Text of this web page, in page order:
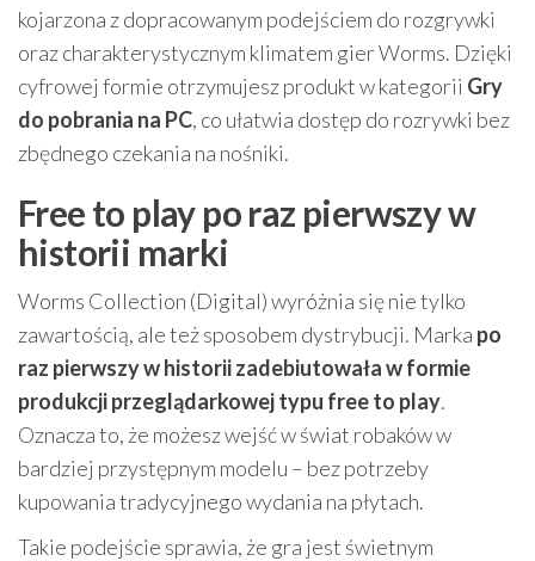
kojarzona z dopracowanym podejściem do rozgrywki
oraz charakterystycznym klimatem gier Worms. Dzięki
cyfrowej formie otrzymujesz produkt w kategorii Gry
do pobrania na PC, co ułatwia dostęp do rozrywki bez
zbędnego czekania na nośniki.
Free to play po raz pierwszy w
historii marki
Worms Collection (Digital) wyróżnia się nie tylko
zawartością, ale też sposobem dystrybucji. Marka po
raz pierwszy w historii zadebiutowała w formie
produkcji przeglądarkowej typu free to play.
Oznacza to, że możesz wejść w świat robaków w
bardziej przystępnym modelu – bez potrzeby
kupowania tradycyjnego wydania na płytach.
Takie podejście sprawia, że gra jest świetnym